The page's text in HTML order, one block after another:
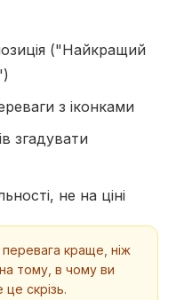
("Найкращий
з іконками
згадувати
не на ціні
краще, ніж
тому, в чому ви
це скрізь.